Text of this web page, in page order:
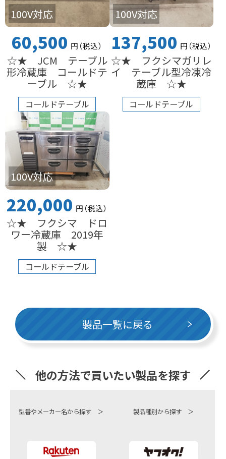
100V対応
60,500 円（税込）
☆★ JCM テーブル
形冷蔵庫 コールドテ
ーブル ☆★
コールドテーブル
100V対応
137,500 円（税込）
☆★ フクシマガリレ
イ テーブル型冷凍冷
蔵庫 ☆★
コールドテーブル
100V対応
220,000 円（税込）
☆★ フクシマ ドロ
ワー冷蔵庫 2019年
製 ☆★
コールドテーブル
製品一覧に戻る
他の方法で買いたい製品を探す
型番やメーカー名から探す ＞ 製品種別から探す ＞